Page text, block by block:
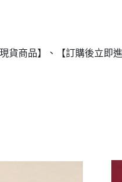
貨商品】、【訂購後立即